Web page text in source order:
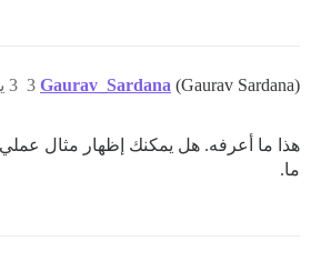
Gaurav_Sardana (Gaurav Sardana) 3 يوليو 2020، 4:57م 3
هذا ما أعرفه. هل يمكنك إظهار مثال
ما.